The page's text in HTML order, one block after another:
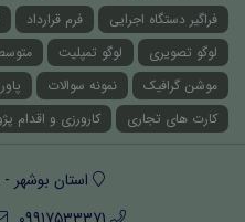
فراگیر دستگاه اجرایی
فرم قرارداد
لوگو تصویری
لوگو تمپلیت
موشن گرافیک
نمونه سوالات
کارت های تجاری
کارورزی و اقدام
استان بوشهر